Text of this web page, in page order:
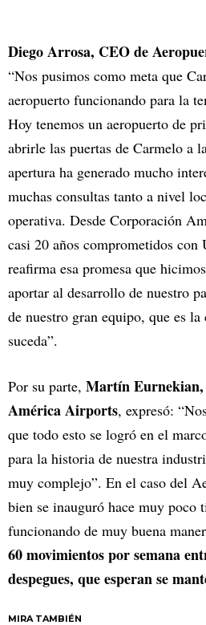
Diego Arrosa, CEO de
“Nos pusimos como meta que
aeropuerto funcionando para la
Hoy tenemos un aeropuerto de
abrirle las puertas de Carmelo a
apertura ha generado mucho
muchas consultas tanto a nivel
operativa. Desde Corporación
casi 20 años comprometidos con
reafirma esa promesa que
aportar al desarrollo de nuestro
de nuestro gran equipo, que es
suceda”.
Por su parte, Martín
América Airports, expresó:
que todo esto se logró en el
para la historia de nuestra
muy complejo”. En el caso del
bien se inauguró hace muy poco
funcionando de muy buena
60 movimientos por semana
despegues, que esperan se
MIRA TAMBIÉN